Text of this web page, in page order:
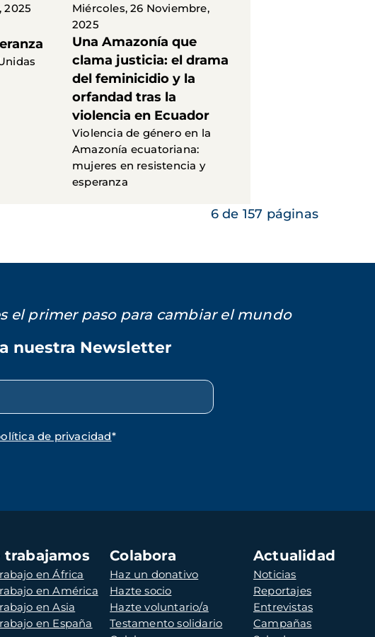
2025
Miércoles, 26 Noviembre,
2025
Una Amazonía que
clama justicia: el drama
del feminicidio y la
orfandad tras la
violencia en Ecuador
Violencia de género en la
Amazonía ecuatoriana:
mujeres en resistencia y
esperanza
6 de 157 páginas
el primer paso para cambiar el mundo
nuestra Newsletter
de privacidad*
trabajamos
en África
en América
en Asia
en España
Colabora
Haz un donativo
Hazte socio
Hazte voluntario/a
Testamento solidario
Actualidad
Noticias
Reportajes
Entrevistas
Campañas